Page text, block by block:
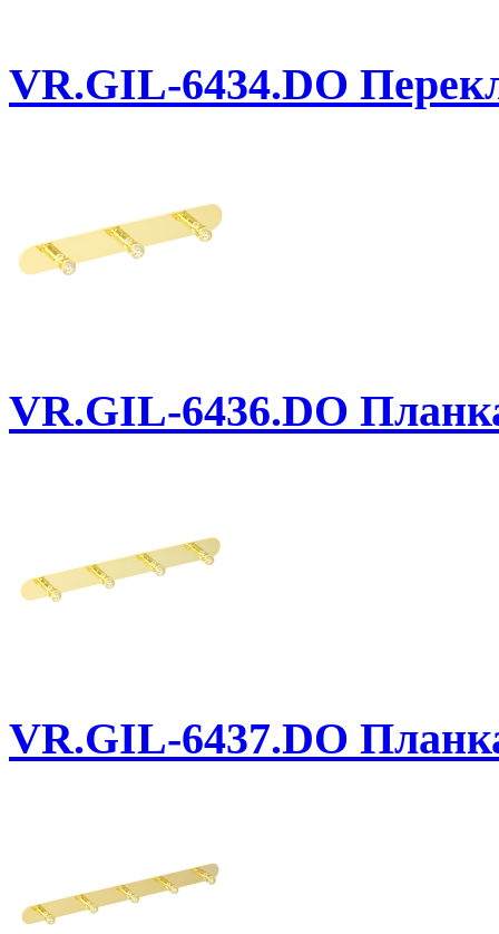
VR.GIL-6434.DO
VR.GIL-6436.DO
VR.GIL-6437.DO